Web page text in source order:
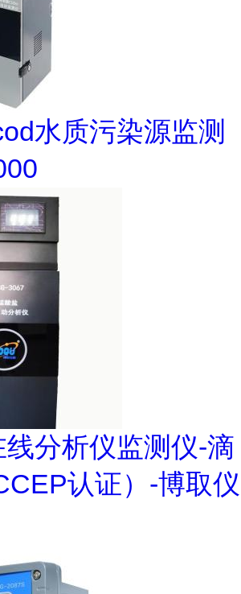
水质污染源监测
分析仪监测仪-滴
认证）-博取仪